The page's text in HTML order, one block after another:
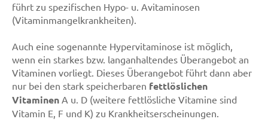
führt zu spezifischen Hypo- u. Avitaminosen
(Vitaminmangelkrankheiten).
Auch eine sogenannte Hypervitaminose ist möglich,
wenn ein starkes bzw. langanhaltendes Überangebot an
Vitaminen vorliegt. Dieses Überangebot führt dann aber
nur bei den stark speicherbaren fettlöslichen
Vitaminen A u. D (weitere fettlösliche Vitamine sind
Vitamin E, F und K) zu Krankheitserscheinungen.